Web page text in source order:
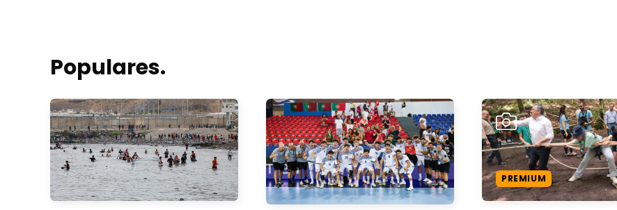
Populares.
PREMIUM